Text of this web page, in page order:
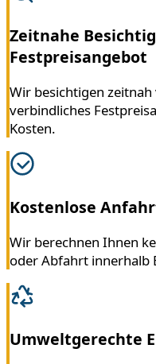
Zeitnahe
Festpreisangebot
Wir besichtigen
verbindliches
Kosten.
Kostenlose
Wir berechnen Ihnen
oder Abfahrt innerhalb
Umweltgerechte